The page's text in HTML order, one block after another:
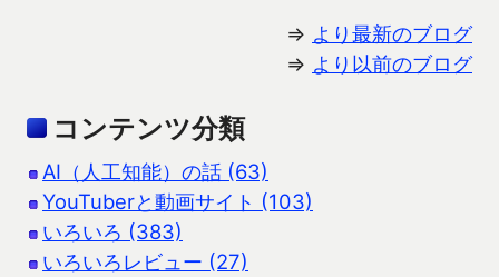
⇒ より最新のブログ
⇒ より以前のブログ
コンテンツ分類
AI（人工知能）の話 (63)
YouTuberと動画サイト (103)
いろいろ (383)
いろいろレビュー (27)